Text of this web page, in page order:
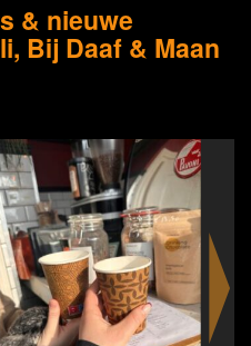
& nieuwe
Bij Daaf & Maan